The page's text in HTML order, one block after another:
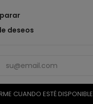
deseos
CUANDO ESTÉ DISPONIBLE